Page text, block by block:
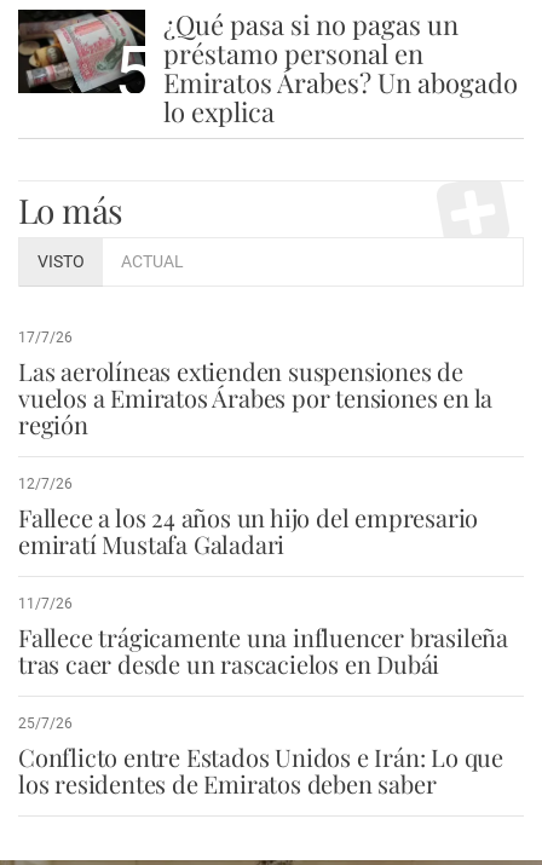
5
¿Qué pasa si no pagas un
préstamo personal en
Emiratos Árabes? Un abogado
lo explica
Lo más
VISTO ACTUAL
17/7/26
Las aerolíneas extienden suspensiones de
vuelos a Emiratos Árabes por tensiones en la
región
12/7/26
Fallece a los 24 años un hijo del empresario
emiratí Mustafa Galadari
11/7/26
Fallece trágicamente una influencer brasileña
tras caer desde un rascacielos en Dubái
25/7/26
Conflicto entre Estados Unidos e Irán: Lo que
los residentes de Emiratos deben saber